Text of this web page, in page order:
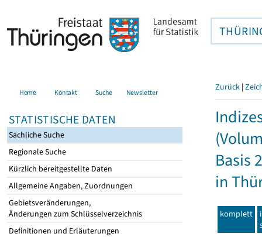
Home Kontakt Suche Newsletter
STATISTISCHE DATEN
Sachliche Suche
Regionale Suche
Kürzlich bereitgestellte Daten
Allgemeine Angaben, Zuordnungen
Gebietsveränderungen,
Änderungen zum Schlüsselverzeichnis
Definitionen und Erläuterungen
Zurück |
Basis
in
komplett